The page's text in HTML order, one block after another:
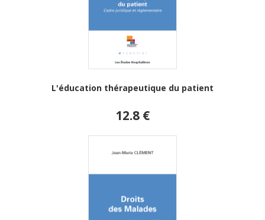
L'éducation thérapeutique du patient
12.8 €